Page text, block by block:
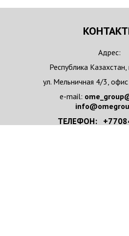
Адрес:
Республика Казахстан,
ул. Мельничная 4/3,
e-mail:
ТЕЛЕФОН: